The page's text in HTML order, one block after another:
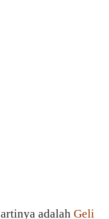
artinya adalah Geli